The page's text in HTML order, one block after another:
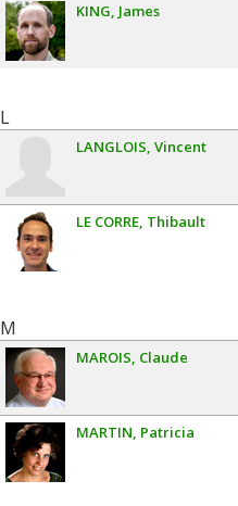
KING James
L
LANGLOIS Vincent
LE CORRE Thibault
M
MAROIS Claude
MARTIN Patricia